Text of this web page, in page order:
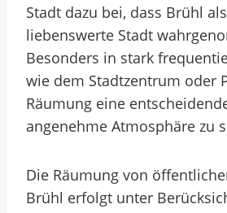
Stadt dazu bei, dass Brühl
liebenswerte Stadt
Besonders in stark
wie dem Stadtzentrum oder
Räumung eine
angenehme Atmosphäre zu
Die Räumung von
Brühl erfolgt unter